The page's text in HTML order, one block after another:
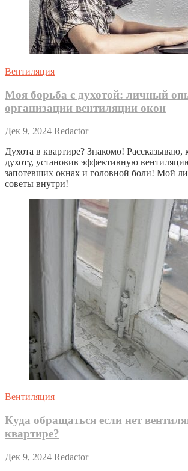
Вентиляция
Моя борьба с духотой: личный
организации вентиляции окон
Дек 9, 2024 Redactor
Духота в квартире? Знакомо! Рассказываю,
духоту, установив эффективную
запотевших окнах и головной боли! Мой
советы внутри!
Вентиляция
Куда обращаться если нет
квартире?
Дек 9, 2024 Redactor